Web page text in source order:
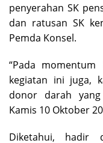
penyerahan SK
dan ratusan SK
Pemda Konsel.
“Pada
kegiatan ini juga,
donor darah
Kamis 10 Oktober
Diketahui, hadir